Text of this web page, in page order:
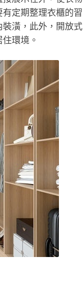
定期整理衣櫃的習
潢，此外，開放式
環境。